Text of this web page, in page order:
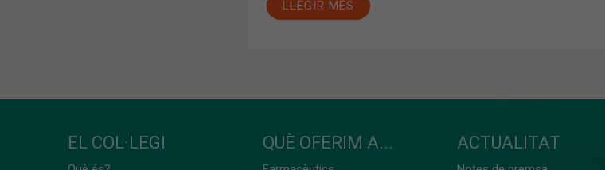
LLEGIR MÉS
EL COL·LEGI QUÈ OFERIM A... ACTUALITAT